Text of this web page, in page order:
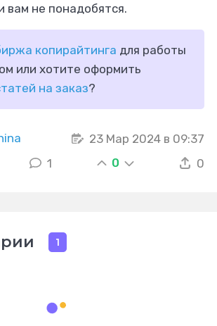
вам не понадобятся.
копирайтинга для работы
или хотите оформить
на заказ?
23 Мар 2024 в 09:37
1 0 0
1